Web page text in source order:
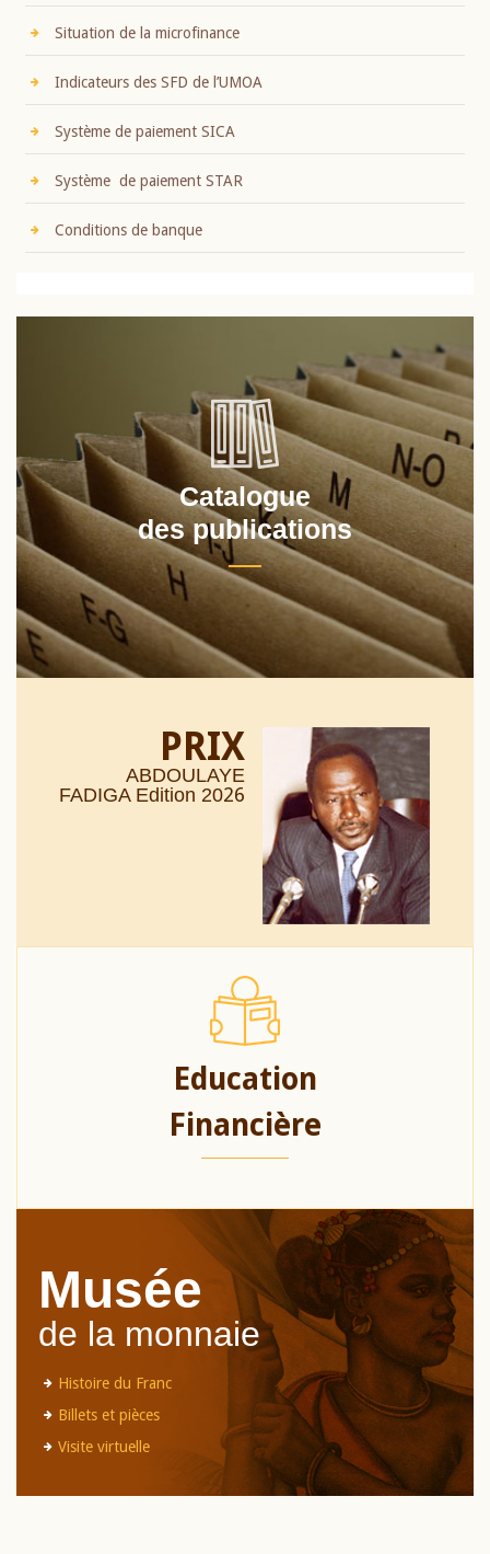
Situation de la microfinance
Indicateurs des SFD de l’UMOA
Système de paiement SICA
Système de paiement STAR
Conditions de banque
Catalogue
des publications
PRIX
ABDOULAYE
FADIGA Edition 2026
Education
Financière
Musée
de la monnaie
Histoire du Franc
Billets et pièces
Visite virtuelle